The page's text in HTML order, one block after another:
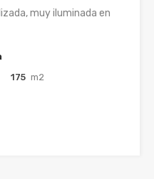
muy iluminada en
175 m2